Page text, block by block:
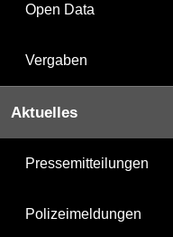
Open Data
Vergaben
Aktuelles
Pressemitteilungen
Polizeimeldungen